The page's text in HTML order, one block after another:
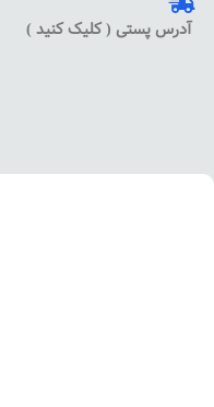
آدرس پستی ( کلیک کنید )